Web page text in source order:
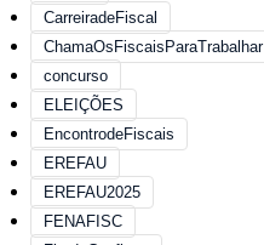
CarreiradeFiscal
ChamaOsFiscaisParaTrabalhar
concurso
ELEIÇÕES
EncontrodeFiscais
EREFAU
EREFAU2025
FENAFISC